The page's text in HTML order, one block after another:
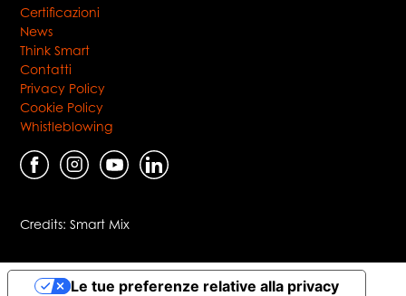
Certificazioni
News
Think Smart
Contatti
Privacy Policy
Cookie Policy
Whistleblowing
Credits:Smart Mix
Le tue preferenze relative alla privacy